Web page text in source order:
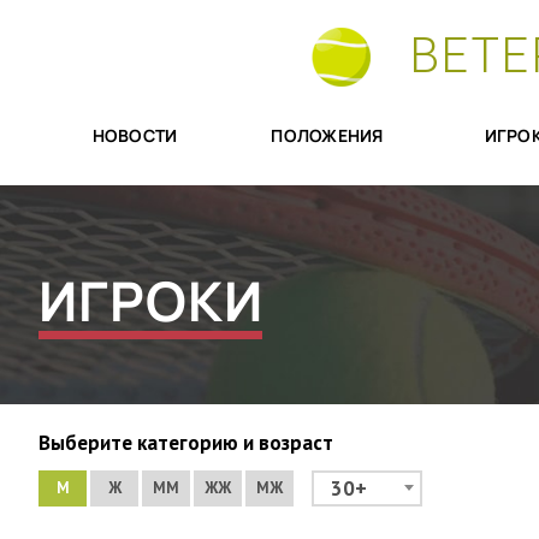
НОВОСТИ ПОЛОЖЕНИЯ
ИГРОКИ
Выберите категорию и возраст
М Ж ММ ЖЖ МЖ 30+